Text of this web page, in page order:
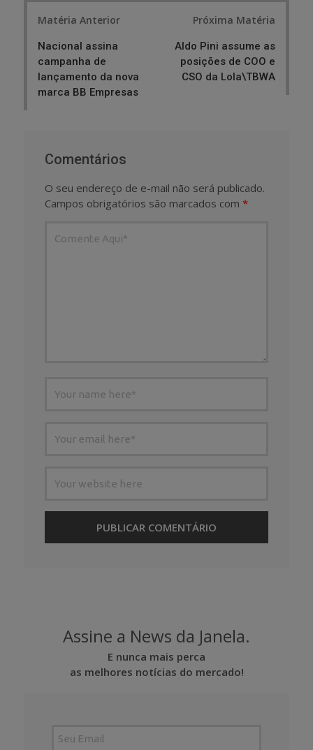
Matéria Anterior
Nacional assina
campanha de
lançamento da nova
marca BB Empresas
Próxima Matéria
Aldo Pini assume as
posições de COO e
CSO da Lola\TBWA
Comentários
O seu endereço de e-mail não será publicado.
Campos obrigatórios são marcados com *
Assine a News da Janela.
E nunca mais perca
as melhores notícias do mercado!